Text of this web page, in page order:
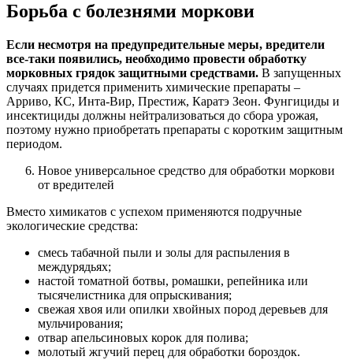
Борьба с болезнями моркови
Если несмотря на предупредительные меры, вредители
все-таки появились, необходимо провести обработку
морковных грядок защитными средствами. В запущенных
случаях придется применить химические препараты –
Арриво, КС, Инта-Вир, Престиж, Каратэ Зеон. Фунгициды и
инсектициды должны нейтрализоваться до сбора урожая,
поэтому нужно приобретать препараты с коротким защитным
периодом.
Новое универсальное средство для обработки моркови
от вредителей
Вместо химикатов с успехом применяются подручные
экологические средства:
смесь табачной пыли и золы для распыления в
междурядьях;
настой томатной ботвы, ромашки, репейника или
тысячелистника для опрыскивания;
свежая хвоя или опилки хвойных пород деревьев для
мульчирования;
отвар апельсиновых корок для полива;
молотый жгучий перец для обработки бороздок.